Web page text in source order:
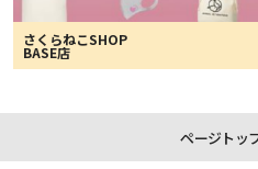
さくらねこSHOP
BASE店
ページトッ